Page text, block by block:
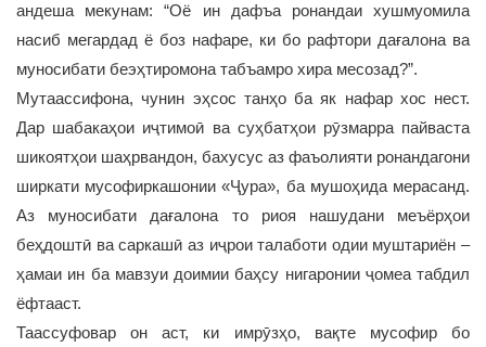
андеша мекунам: “Оё ин дафъа ронандаи хушмуомила
насиб мегардад ё боз нафаре, ки бо рафтори дағалона ва
муносибати беэҳтиромона табъамро хира месозад?”.
Мутаассифона, чунин эҳсос танҳо ба як нафар хос нест.
Дар шабакаҳои иҷтимоӣ ва суҳбатҳои рӯзмарра пайваста
шикоятҳои шаҳрвандон, бахусус аз фаъолияти ронандагони
ширкати мусофиркашонии «Ҷура», ба мушоҳида мерасанд.
Аз муносибати дағалона то риоя нашудани меъёрҳои
беҳдоштӣ ва саркашӣ аз иҷрои талаботи одии муштариён –
ҳамаи ин ба мавзуи доимии баҳсу нигаронии ҷомеа табдил
ёфтааст.
Таассуфовар он аст, ки имрӯзҳо, вақте мусофир бо